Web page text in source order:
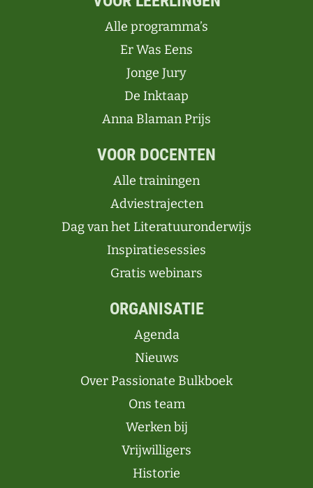
Alle programma’s
Er Was Eens
Jonge Jury
De Inktaap
Anna Blaman Prijs
VOOR DOCENTEN
Alle trainingen
Adviestrajecten
Dag van het Literatuuronderwijs
Inspiratiesessies
Gratis webinars
ORGANISATIE
Agenda
Nieuws
Over Passionate Bulkboek
Ons team
Werken bij
Vrijwilligers
Historie